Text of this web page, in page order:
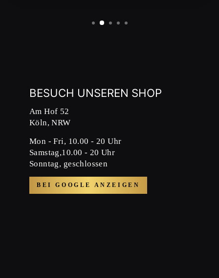
BESUCH UNSEREN SHOP
Am Hof 52
Köln, NRW
Mon - Fri, 10.00 - 20 Uhr
Samstag,10.00 - 20 Uhr
Sonntag, geschlossen
BEI GOOGLE ANZEIGEN